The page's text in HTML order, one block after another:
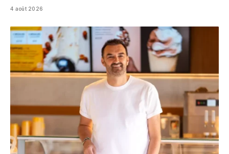
4 août 2026
© Cyril Lignac